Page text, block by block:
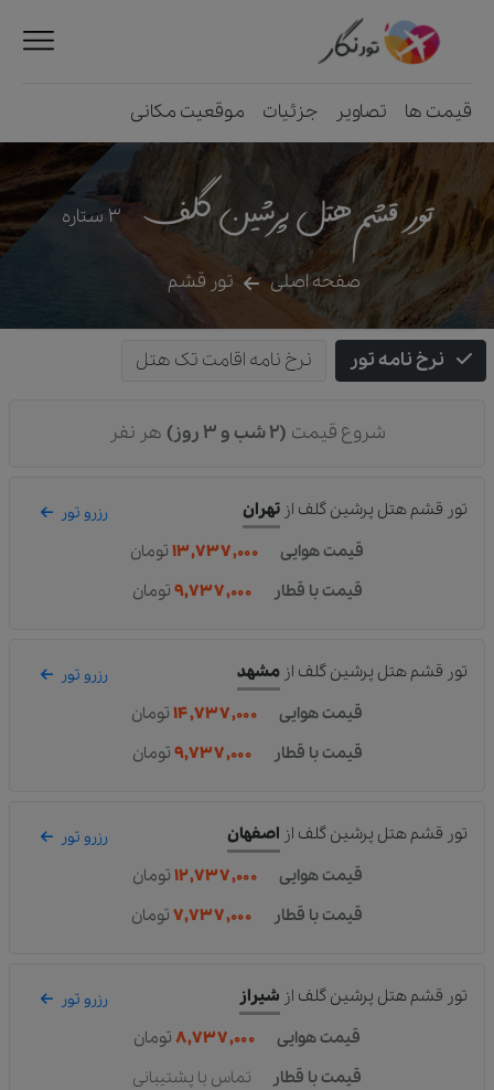
قیمت ها تصاویر جزئیات موقعیت مکانی
تور قشم هتل پرشین گلف 3 ستاره
صفحه اصلی تور قشم
نرخ نامه تور نرخ نامه اقامت تک هتل
شروع قیمت (2 شب و 3 روز) هر نفر
تور قشم هتل پرشین گلف از تهران رزرو تور
قیمت هوایی ۱۳,۷۳۷,۰۰۰ تومان
قیمت با قطار
۹,۷۳۷,۰۰۰ تومان
تور قشم هتل پرشین گلف از مشهد رزرو تور
قیمت هوایی ۱۴,۷۳۷,۰۰۰ تومان
قیمت با قطار
۹,۷۳۷,۰۰۰ تومان
تور قشم هتل پرشین گلف از اصفهان رزرو تور
قیمت هوایی ۱۲,۷۳۷,۰۰۰ تومان
قیمت با قطار
۷,۷۳۷,۰۰۰ تومان
تور قشم هتل پرشین گلف از شیراز رزرو تور
قیمت هوایی ۸,۷۳۷,۰۰۰ تومان
قیمت با قطار
تماس با پشتیبانی